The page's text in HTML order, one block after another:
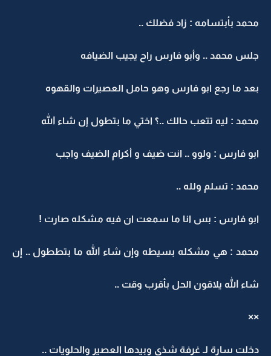
محمد بأبتسامه : زاد فضلك ..
جلس محمد .. وأبو فارس راح يجيب الضيافه
بعد ما رجع ابو فارس وهو حامل العصيرات والقهوه
محمد : ليه تتعب حالك ..؟ اختي ما بتطول إن شاء الله
ابو فارس : ولوو .. انت ضيف و أكرام الضيف واجب
محمد : تسلم ولله ..
ابو فارس : بس انا ما سمعت ان فيه مشكله صارت !
محمد : هي مشكله بسيطه وإن شاء الله ما بتططول .. إن
شاء الله يلاقون الحل بأقرب وقت ..
××
دخلت سارة لـ غرفة شذى وبيدها العصير والحلويات ..